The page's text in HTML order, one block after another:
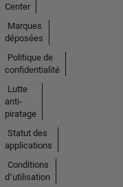
Center
Marques
déposées
Politique de
confidentialité
Lutte
anti-
piratage
Statut des
applications
Conditions
d՚utilisation